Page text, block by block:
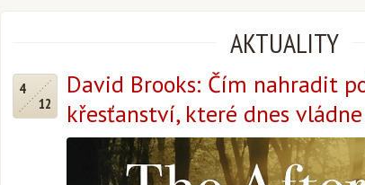
AKTUALITY
4
12
David Brooks: Čím nahradit
křesťanství, které dnes